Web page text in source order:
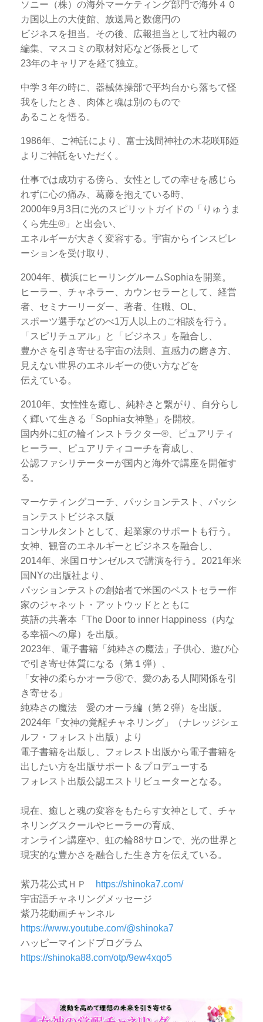
ソニー（株）の海外マーケティング部門で海外４０
カ国以上の大使館、放送局と数億円の
ビジネスを担当。その後、広報担当として社内報の
編集、マスコミの取材対応など係長として
23年のキャリアを経て独立。
中学３年の時に、器械体操部で平均台から落ちて怪
我をしたとき、肉体と魂は別のもので
あることを悟る。
1986年、ご神託により、富士浅間神社の木花咲耶姫
よりご神託をいただく。
仕事では成功する傍ら、女性としての幸せを感じら
れずに心の痛み、葛藤を抱えている時、
2000年9月3日に光のスピリットガイドの「りゅうま
くら先生®」と出会い、
エネルギーが大きく変容する。宇宙からインスピレ
ーションを受け取り、
2004年、横浜にヒーリングルームSophiaを開業。
ヒーラー、チャネラー、カウンセラーとして、経営
者、セミナーリーダー、著者、住職、OL、
スポーツ選手などのべ1万人以上のご相談を行う。
「スピリチュアル」と「ビジネス」を融合し、
豊かさを引き寄せる宇宙の法則、直感力の磨き方、
見えない世界のエネルギーの使い方などを
伝えている。
2010年、女性性を癒し、純粋さと繋がり、自分らし
く輝いて生きる「Sophia女神塾」を開校。
国内外に虹の輪インストラクター®、ピュアリティ
ヒーラー、ピュアリティコーチを育成し、
公認ファシリテーターが国内と海外で講座を開催す
る。
マーケティングコーチ、パッションテスト、パッシ
ョンテストビジネス版
コンサルタントとして、起業家のサポートも行う。
女神、観音のエネルギーとビジネスを融合し、
2014年、米国ロサンゼルスで講演を行う。2021年米
国NYの出版社より、
パッションテストの創始者で米国のベストセラー作
家のジャネット・アットウッドとともに
英語の共著本「The Door to inner Happiness（内な
る幸福への扉）を出版。
2023年、電子書籍「純粋さの魔法」子供心、遊び心
で引き寄せ体質になる（第１弾）、
「女神の柔らかオーラⓇで、愛のある人間関係を引
き寄せる」
純粋さの魔法 愛のオーラ編（第２弾）を出版。
2024年「女神の覚醒チャネリング」（ナレッジシェ
ルフ・フォレスト出版）より
電子書籍を出版し、フォレスト出版から電子書籍を
出したい方を出版サポート＆プロデューする
フォレスト出版公認エストリビューターとなる。
現在、癒しと魂の変容をもたらす女神として、チャ
ネリングスクールやヒーラーの育成、
オンライン講座や、虹の輪88サロンで、光の世界と
現実的な豊かさを融合した生き方を伝えている。
紫乃花公式ＨＰ
https://shinoka7.com/
宇宙語チャネリングメッセージ
紫乃花動画チャンネル
https://www.youtube.com/@shinoka7
ハッピーマインドプログラム
https://shinoka88.com/otp/9ew4xqo5